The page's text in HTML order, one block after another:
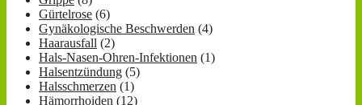
Gürtelrose (6)
Gynäkologische Beschwerden (4)
Haarausfall (2)
Hals-Nasen-Ohren-Infektionen (1)
Halsentzündung (5)
Halsschmerzen (1)
Hämorrhoiden (12)